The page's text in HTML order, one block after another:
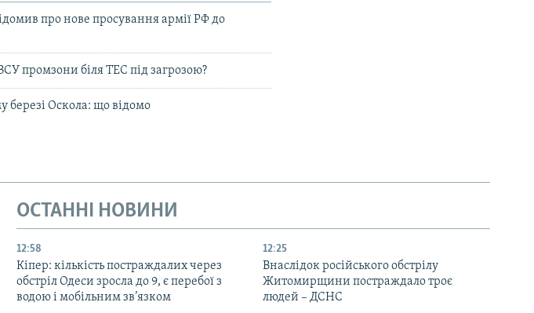
про нове просування армії РФ до
промзони біля ТЕС під загрозою?
березі Оскола: що відомо
ОСТАННІ НОВИНИ
12:58
Кіпер: кількість постраждалих через
обстріл Одеси зросла до 9, є перебої з
водою і мобільним зв’язком
12:25
Внаслідок російського обстрілу
Житомирщини постраждало троє
людей – ДСНС